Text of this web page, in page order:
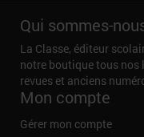
Qui sommes-
La Classe, éditeur
notre boutique tous nos
revues et anciens
Mon compte
Gérer mon compte